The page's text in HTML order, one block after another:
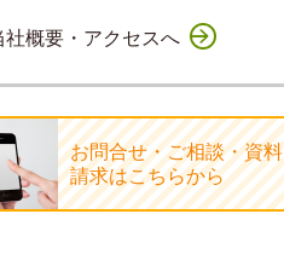
社概要・アクセスへ
お問合せ・ご相談・資料
請求はこちらから